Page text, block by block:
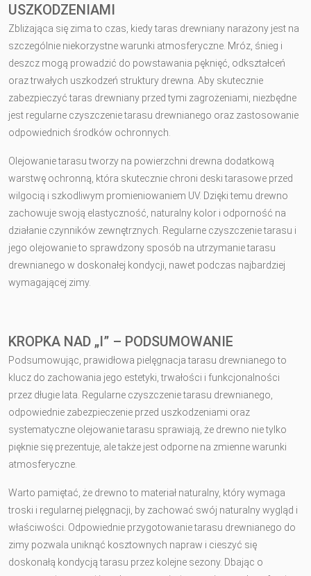
USZKODZENIAMI
Zbliżająca się zima to czas, kiedy taras drewniany narażony jest na
szczególnie niekorzystne warunki atmosferyczne. Mróz, śnieg i
deszcz mogą prowadzić do powstawania pęknięć, odkształceń
oraz trwałych uszkodzeń struktury drewna. Aby skutecznie
zabezpieczyć taras drewniany przed tymi zagrożeniami, niezbędne
jest regularne czyszczenie tarasu drewnianego oraz zastosowanie
odpowiednich środków ochronnych.
Olejowanie tarasu tworzy na powierzchni drewna dodatkową
warstwę ochronną, która skutecznie chroni deski tarasowe przed
wilgocią i szkodliwym promieniowaniem UV. Dzięki temu drewno
zachowuje swoją elastyczność, naturalny kolor i odporność na
działanie czynników zewnętrznych. Regularne czyszczenie tarasu i
jego olejowanie to sprawdzony sposób na utrzymanie tarasu
drewnianego w doskonałej kondycji, nawet podczas najbardziej
wymagającej zimy.
KROPKA NAD „I” – PODSUMOWANIE
Podsumowując, prawidłowa pielęgnacja tarasu drewnianego to
klucz do zachowania jego estetyki, trwałości i funkcjonalności
przez długie lata. Regularne czyszczenie tarasu drewnianego,
odpowiednie zabezpieczenie przed uszkodzeniami oraz
systematyczne olejowanie tarasu sprawiają, że drewno nie tylko
pięknie się prezentuje, ale także jest odporne na zmienne warunki
atmosferyczne.
Warto pamiętać, że drewno to materiał naturalny, który wymaga
troski i regularnej pielęgnacji, by zachować swój naturalny wygląd i
właściwości. Odpowiednie przygotowanie tarasu drewnianego do
zimy pozwala uniknąć kosztownych napraw i cieszyć się
doskonałą kondycją tarasu przez kolejne sezony. Dbając o